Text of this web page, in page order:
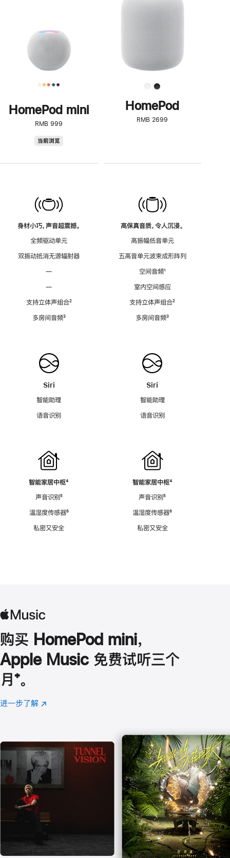
HomePod mini
RMB 999
当前浏览
身材小巧，声音超震撼。
全频驱动单元
双振动抵消无源辐射器
—
—
支持立体声组合脚
²
多房间音频脚
³
Siri
智能助理
语音识别
智能家居中枢脚
⁴
声音识别脚
⁵
温湿度传感器脚
⁶
私密又安全
了
解
HomePod<
HomePod
RMB 2699
高保真音质，令人沉浸。
高振幅低音单元
五高音单元波束成形阵列
空间音频脚
¹
室内空间感应
支持立体声组合脚
²
多房间音频脚
³
Siri
智能助理
语音识别
智能家居中枢脚
⁴
声音识别脚
⁵
温湿度传感器脚
⁶
私密又安全
购买 HomePod mini，
Apple Music 免费试听三个
月 脚
注
⁺。
进一步了解 Apple
(在
口
中
打
开)